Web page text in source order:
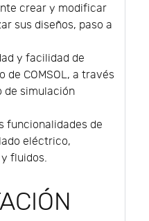
crear y modificar
sus diseños, paso a
y facilidad de
de COMSOL, a través
de simulación
funcionalidades de
eléctrico,
fluidos.